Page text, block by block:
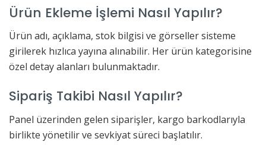
Ürün Ekleme İşlemi Nasıl Yapılır?
Ürün adı, açıklama, stok bilgisi ve görseller sisteme
girilerek hızlıca yayına alınabilir. Her ürün kategorisine
özel detay alanları bulunmaktadır.
Sipariş Takibi Nasıl Yapılır?
Panel üzerinden gelen siparişler, kargo barkodlarıyla
birlikte yönetilir ve sevkiyat süreci başlatılır.